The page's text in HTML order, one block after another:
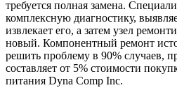
требуется полная замена.
комплексную диагностику,
извлекает его, а затем узел
новый. Компонентный ремонт
решить проблему в 90% случаев,
составляет от 5% стоимости
питания Dyna Comp Inc.